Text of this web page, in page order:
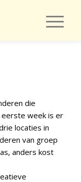
die
eerste week is er
locaties in
van groep
anders kost